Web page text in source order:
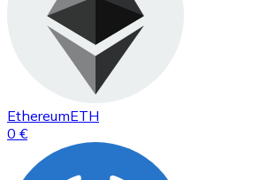
EthereumETH
0 €